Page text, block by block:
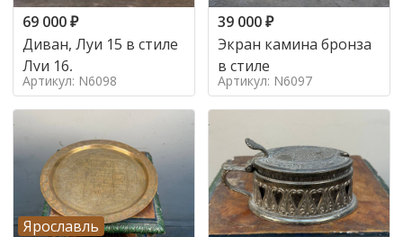
69 000₽
Диван, Луи 15 в стиле
Луи 16,
Артикул: N6098
39 000₽
Экран камина бронза
в стиле
Артикул: N6097
Ярославль